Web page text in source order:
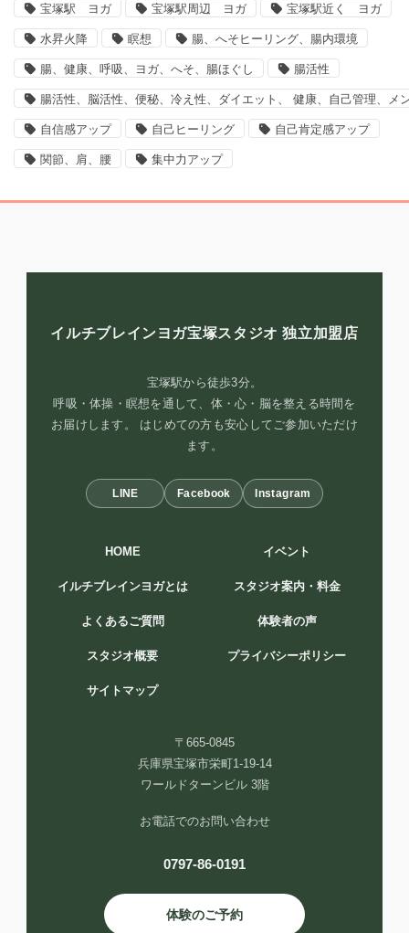
宝塚駅 ヨガ 宝塚駅周辺 ヨガ 宝塚駅近く ヨガ
水昇火降 瞑想 腸、へそヒーリング、腸内環境
腸、健康、呼吸、ヨガ、へそ、腸ほぐし 腸活性
腸活性、脳活性、便秘、冷え性、ダイエット、 健康、自己管理、メ
自信感アップ 自己ヒーリング 自己肯定感アップ
関節、肩、腰 集中力アップ
イルチブレインヨガ宝塚スタジオ独立加盟店
宝塚駅から徒歩3分。
呼吸・体操・瞑想を通して、体・心・脳を整える時間を
お届けします。 はじめての方も安心してご参加いただけ
ます。
LINE Facebook Instagram
HOME イベント
イルチブレインヨガとは スタジオ案内・料金
よくあるご質問 体験者の声
スタジオ概要 プライバシーポリシー
サイトマップ
〒665-0845
兵庫県宝塚市栄町1-19-14
ワールドターンビル 3階
お電話でのお問い合わせ
0797-86-0191
体験のご予約